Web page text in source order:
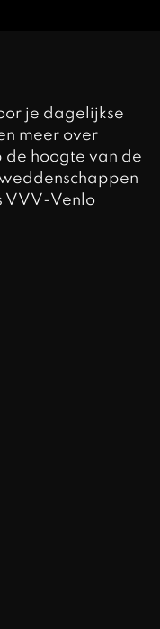
je dagelijkse
meer over
de hoogte van de
VVV-Venlo